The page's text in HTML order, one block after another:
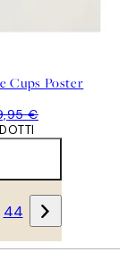
Cups Poster
€
44